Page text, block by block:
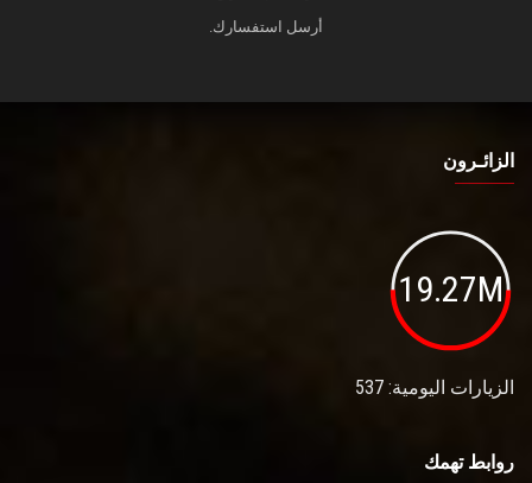
أرسل استفسارك.
الزائـرون
19.27M
الزيارات اليومية: 537
روابط تهمك